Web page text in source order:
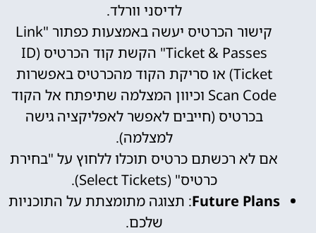
לדיסני וורלד.
קישור הכרטיס יעשה באמצעות כפתור "Link
Ticket & Passes" הקשת קוד הכרטיס (ID
Ticket) או סריקת הקוד מהכרטיס באפשרות
Scan Code וכיוון המצלמה שתיפתח אל הקוד
בכרטיס (חייבים לאפשר לאפליקציה גישה
למצלמה).
אם לא רכשתם כרטיס תוכלו ללחוץ על "בחירת
כרטיס" (Select Tickets).
Future Plans: תצוגה מתומצתת על התוכניות
שלכם.